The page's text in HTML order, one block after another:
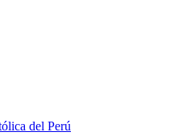
del Perú